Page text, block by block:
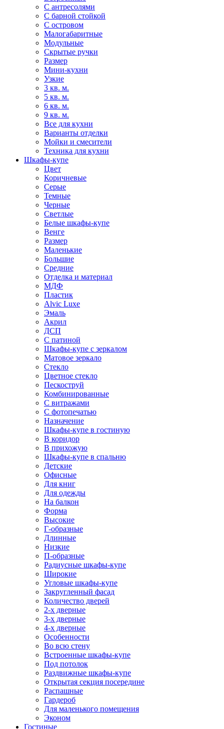
С антресолями
С барной стойкой
С островом
Малогабаритные
Модульные
Скрытые ручки
Размер
Мини-кухни
Узкие
3 кв. м.
5 кв. м.
6 кв. м.
9 кв. м.
Все для кухни
Варианты отделки
Мойки и смесители
Техника для кухни
Шкафы-купе
Цвет
Коричневые
Серые
Темные
Черные
Светлые
Белые шкафы-купе
Венге
Размер
Маленькие
Большие
Средние
Отделка и материал
МДФ
Пластик
Alvic Luxe
Эмаль
Акрил
ДСП
С патиной
Шкафы-купе с зеркалом
Матовое зеркало
Стекло
Цветное стекло
Пескоструй
Комбинированные
С витражами
С фотопечатью
Назначение
Шкафы-купе в гостиную
В коридор
В прихожую
Шкафы-купе в спальню
Детские
Офисные
Для книг
Для одежды
На балкон
Форма
Высокие
Г-образные
Длинные
Низкие
П-образные
Радиусные шкафы-купе
Широкие
Угловые шкафы-купе
Закругленный фасад
Количество дверей
2-х дверные
3-х дверные
4-х дверные
Особенности
Во всю стену
Встроенные шкафы-купе
Под потолок
Раздвижные шкафы-купе
Открытая секция посередине
Распашные
Гардероб
Для маленького помещения
Эконом
Гостиные